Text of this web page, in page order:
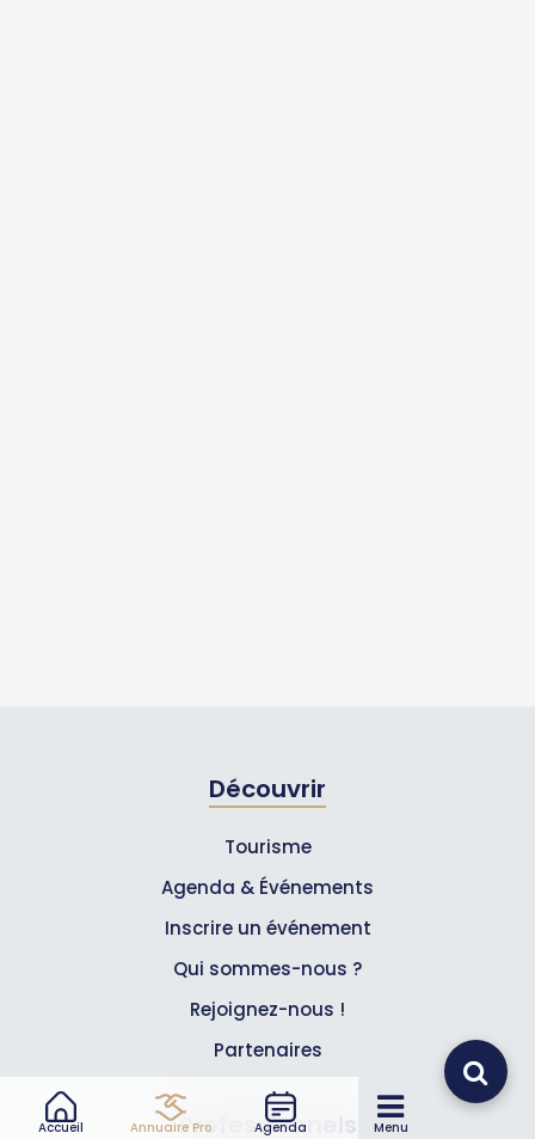
Accueil Annuaire Pro Agenda Menu
Découvrir
Tourisme
Agenda & Événements
Inscrire un événement
Qui sommes-nous ?
Rejoignez-nous !
Partenaires
Professionnels